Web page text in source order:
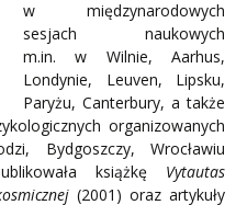
w międzynarodowych
sesjach naukowych
m.in. w Wilnie, Aarhus,
Londynie, Leuven, Lipsku,
Paryżu, Canterbury, a także
organizowanych
Bydgoszczy, Wrocławiu
książkę Vytautas
(2001) oraz artykuły